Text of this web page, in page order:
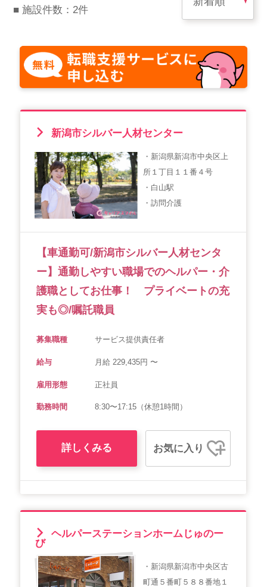
採用担当者様はこちら
介護・看護のお仕事について
利用者の声
WEB勤怠
支店連絡先一覧
会社概要 個人情報保護方針 利用規約
■ 施設件数：2件
新潟市シルバー人材センター
・新潟県新潟市中央区上
所１丁目１１番４号
・白山駅
・訪問介護
【車通勤可/新潟市シルバー人材センタ
ー】通勤しやすい職場でのヘルパー・介
護職としてお仕事！ プライベートの充
実も◎/嘱託職員
募集職種 サービス提供責任者
給与 月給 229,435円 〜
雇用形態 正社員
勤務時間 8:30〜17:15（休憩1時間）
詳しくみる お気に入り
ヘルパーステーションホームじゅのー
び
・新潟県新潟市中央区古
町通５番町５８８番地１